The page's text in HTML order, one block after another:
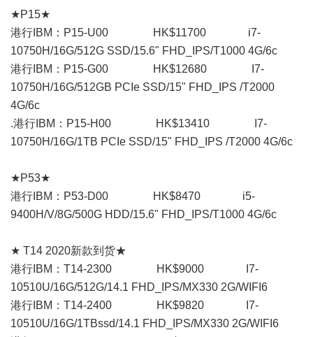
★P15★
港行IBM：P15-U00 HK$11700 i7-
10750H/16G/512G SSD/15.6" FHD_IPS/T1000 4G/6c
港行IBM：P15-G00 HK$12680 I7-
10750H/16G/512GB PCIe SSD/15" FHD_IPS /T2000
4G/6c
.港行IBM：P15-H00 HK$13410 I7-
10750H/16G/1TB PCIe SSD/15" FHD_IPS /T2000 4G/6c
★P53★
港行IBM：P53-D00 HK$8470 i5-
9400H/V/8G/500G HDD/15.6" FHD_IPS/T1000 4G/6c
★ T14 2020新款到货★
港行IBM：T14-2300 HK$9000 I7-
10510U/16G/512G/14.1 FHD_IPS/MX330 2G/WIFI6
港行IBM：T14-2400 HK$9820 I7-
10510U/16G/1TBssd/14.1 FHD_IPS/MX330 2G/WIFI6